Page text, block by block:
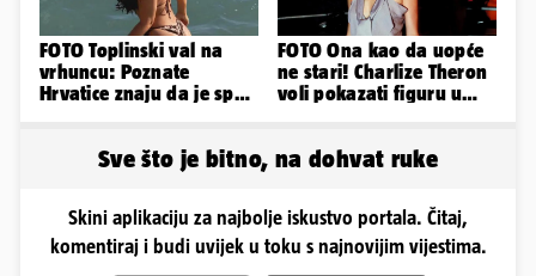
FOTO Toplinski val na
vrhuncu: Poznate
Hrvatice znaju da je spas
FOTO Ona kao da uopće
ne stari! Charlize Theron
voli pokazati figuru u
Sve što je bitno, na dohvat ruke
Skini aplikaciju za najbolje iskustvo portala. Čitaj,
komentiraj i budi uvijek u toku s najnovijim vijestima.